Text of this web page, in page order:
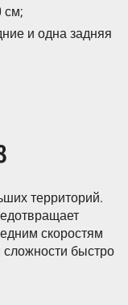
см;
и одна задняя
территорий.
скоростям
быстро